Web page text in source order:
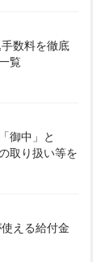
手数料を徹底
覧
御中」と
取り扱い等を
える給付金